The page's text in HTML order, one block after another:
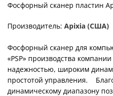
Фосфорный сканер пластин
Производитель: Apixia (США)
Фосфорный сканер для
«PSP» производства
надежностью, широким
простотой управления.
динамическому диапазону